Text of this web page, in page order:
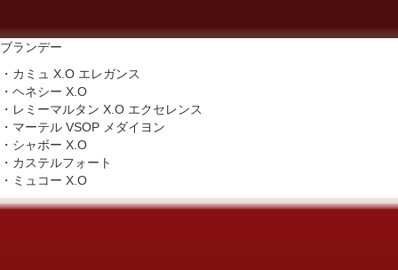
ブランデー
・カミュ X.O エレガンス
・ヘネシー X.O
・レミーマルタン X.O エクセレンス
・マーテル VSOP メダイヨン
・シャボー X.O
・カステルフォート
・ミュコー X.O